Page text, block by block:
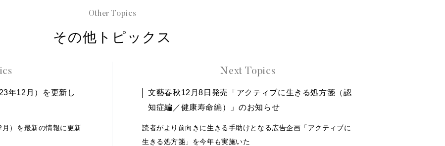
Other Topics
その他トピックス
年12月）を更新し
）を最新の情報に更新
Next Topics
文藝春秋12月8日発売「アクティブに生きる処方箋（認
知症編／健康寿命編）」のお知らせ
読者がより前向きに生きる手助けとなる広告企画「アクティブに
生きる処方箋」を今年も実施いた